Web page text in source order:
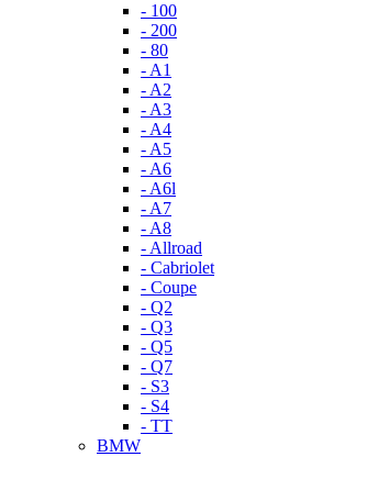
- 100
- 200
- 80
- A1
- A2
- A3
- A4
- A5
- A6
- A6l
- A7
- A8
- Allroad
- Cabriolet
- Coupe
- Q2
- Q3
- Q5
- Q7
- S3
- S4
- TT
BMW